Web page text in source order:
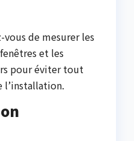
vous de mesurer les
et les
pour éviter tout
l’installation.